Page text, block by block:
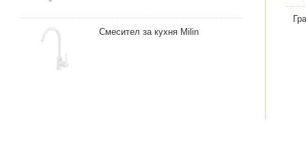
Смесител за кухня Milin